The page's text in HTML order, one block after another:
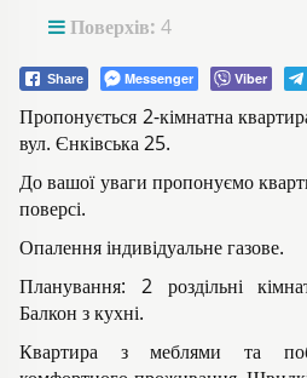
Поверхів: 4
Share Messenger Viber
Пропонується 2-кімнатна
вул. Єнківська 25.
До вашої уваги пропонуємо
поверсі.
Опалення індивідуальне газове.
Планування: 2 роздільні
Балкон з кухні.
Квартира з меблями та